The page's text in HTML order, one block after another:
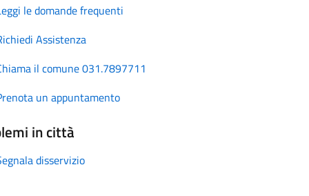
le domande frequenti
Assistenza
il comune 031.7897711
un appuntamento
in città
disservizio